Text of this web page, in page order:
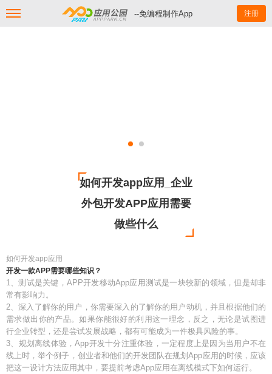
--免编程制作App 注册
如何开发app应用_企业
外包开发APP应用需要
做些什么
如何开发app应用
开发一款APP需要哪些知识？
1、测试是关键，APP开发移动App应用测试是一块较新的领域，但是却非
常有影响力。
2、深入了解你的用户，你需要深入的了解你的用户动机，并且根据他们的
需求做出你的产品。如果你能很好的利用这一理念，反之，无论是试图进
行企业转型，还是尝试发展战略，都有可能成为一件极具风险的事。
3、规划离线体验，App开发十分注重体验，一定程度上是因为当用户不在
线上时，举个例子，创业者和他们的开发团队在规划App应用的时候，应该
把这一设计方法应用其中，要提前考虑App应用在离线模式下如何运行。